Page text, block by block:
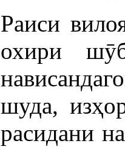
Раиси
охири
шуда,
расидани